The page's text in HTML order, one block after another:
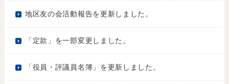
地区友の会活動報告を更新しました。
「定款」を一部変更しました。
「役員・評議員名簿」を更新しました。